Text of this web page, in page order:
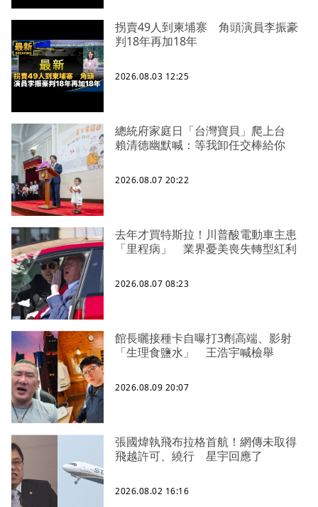
拐賣49人到柬埔寨 角頭演員李振豪
判18年再加18年
2026.08.03 12:25
總統府家庭日「台灣寶貝」爬上台
賴清德幽默喊：等我卸任交棒給你
2026.08.07 20:22
去年才買特斯拉！川普酸電動車主患
「里程病」 業界憂美喪失轉型紅利
2026.08.07 08:23
館長曬接種卡自曝打3劑高端、影射
「生理食鹽水」 王浩宇喊檢舉
2026.08.09 20:07
張國煒執飛布拉格首航！網傳未取得
飛越許可、繞行 星宇回應了
2026.08.02 16:16